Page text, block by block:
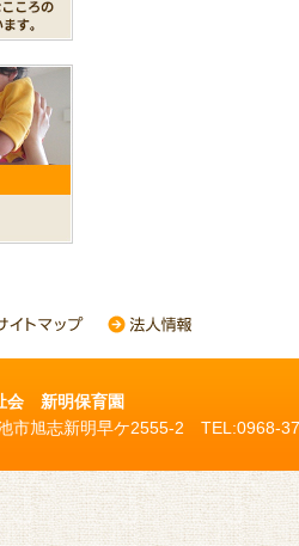
会 新明保育園
市旭志新明早ケ2555-2 TEL:0968-